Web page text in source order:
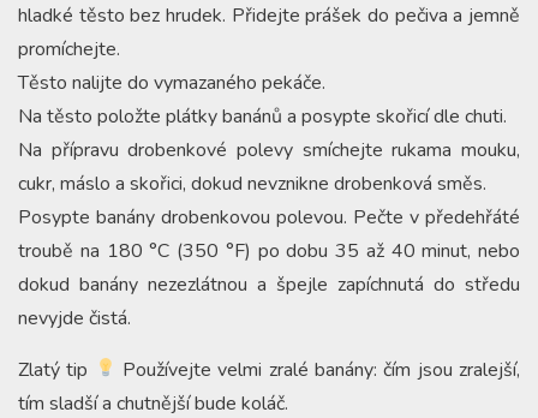
hladké těsto bez hrudek. Přidejte prášek do pečiva a jemně
promíchejte.
Těsto nalijte do vymazaného pekáče.
Na těsto položte plátky banánů a posypte skořicí dle chuti.
Na přípravu drobenkové polevy smíchejte rukama mouku,
cukr, máslo a skořici, dokud nevznikne drobenková směs.
Posypte banány drobenkovou polevou. Pečte v předehřáté
troubě na 180 °C (350 °F) po dobu 35 až 40 minut, nebo
dokud banány nezezlátnou a špejle zapíchnutá do středu
nevyjde čistá.
Zlatý tip
Používejte velmi zralé banány: čím jsou zralejší,
tím sladší a chutnější bude koláč.